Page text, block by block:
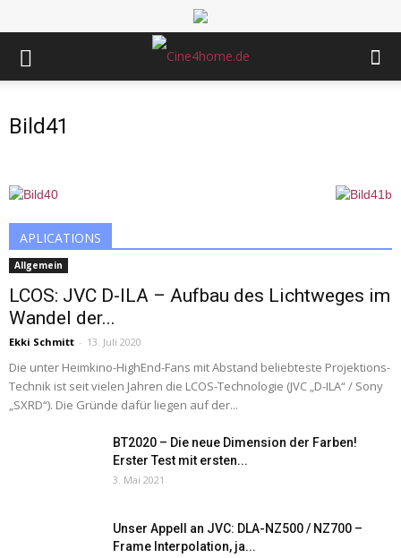
Bild41
APLICATIONS
Allgemein
LCOS: JVC D-ILA – Aufbau des Lichtweges im
Wandel der...
Ekki Schmitt - 13. Juli 2020
Die unter Heimkino-HighEnd-Fans mit Abstand beliebteste Projektions-
Technik ist seit vielen Jahren die LCOS-Technologie (JVC „D-ILA“ / Sony
„SXRD“). Die Gründe dafür liegen auf der...
BT2020 – Die neue Dimension der Farben!
Erster Test mit ersten...
3. Mai 2021
Unser Appell an JVC: DLA-NZ500 / NZ700 –
Frame Interpolation, ja...